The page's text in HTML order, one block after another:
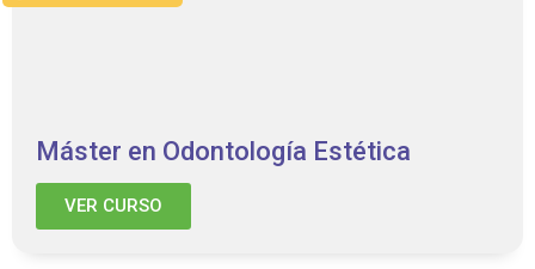
Máster en Odontología Estética
VER CURSO